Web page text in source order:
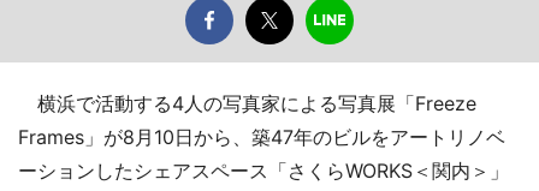
横浜で活動する4人の写真家による写真展「Freeze
Frames」が8月10日から、築47年のビルをアートリノベ
ーションしたシェアスペース「さくらWORKS＜関内＞」